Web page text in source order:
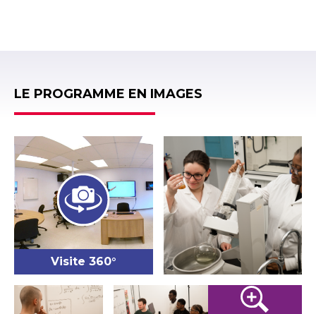
LE PROGRAMME EN IMAGES
Visite 360°